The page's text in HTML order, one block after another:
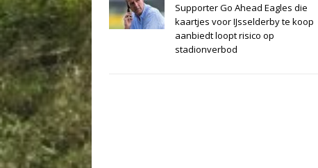
Supporter Go Ahead Eagles die
kaartjes voor IJsselderby te koop
aanbiedt loopt risico op
stadionverbod